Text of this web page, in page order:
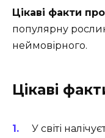
Цікаві факти
популярну
неймовірного.
Цікаві
У світі